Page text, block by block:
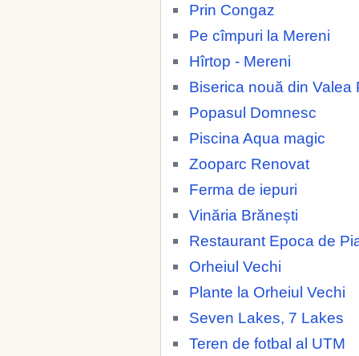
Prin Congaz
Pe cîmpuri la Mereni
Hîrtop - Mereni
Biserica nouă din Valea
Popasul Domnesc
Piscina Aqua magic
Zooparc Renovat
Ferma de iepuri
Vinăria Brănești
Restaurant Epoca de
Orheiul Vechi
Plante la Orheiul Vechi
Seven Lakes, 7 Lakes
Teren de fotbal al UTM